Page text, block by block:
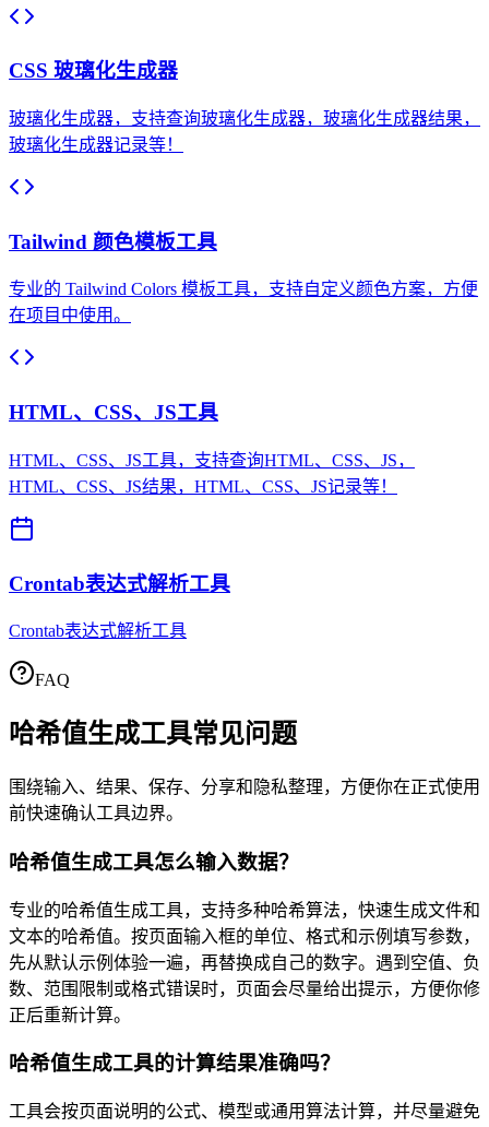
CSS 玻璃化生成器
玻璃化生成器，支持查询玻璃化生成器，玻璃化生成器结果，
玻璃化生成器记录等！
Tailwind 颜色模板工具
专业的 Tailwind Colors 模板工具，支持自定义颜色方案，方便
在项目中使用。
HTML、CSS、JS工具
HTML、CSS、JS工具，支持查询HTML、CSS、JS，
HTML、CSS、JS结果，HTML、CSS、JS记录等！
Crontab表达式解析工具
Crontab表达式解析工具
FAQ
哈希值生成工具常见问题
围绕输入、结果、保存、分享和隐私整理，方便你在正式使用
前快速确认工具边界。
哈希值生成工具怎么输入数据？
专业的哈希值生成工具，支持多种哈希算法，快速生成文件和
文本的哈希值。按页面输入框的单位、格式和示例填写参数，
先从默认示例体验一遍，再替换成自己的数字。遇到空值、负
数、范围限制或格式错误时，页面会尽量给出提示，方便你修
正后重新计算。
哈希值生成工具的计算结果准确吗？
工具会按页面说明的公式、模型或通用算法计算，并尽量避免